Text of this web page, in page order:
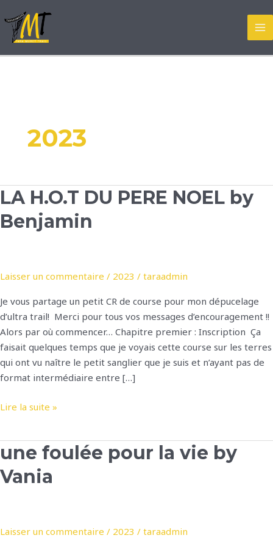
au
contenu
2023
LA H.O.T DU PERE NOEL by
Benjamin
Laisser un commentaire / 2023 / taraadmin
Je vous partage un petit CR de course pour mon dépucelage
d’ultra trail! Merci pour tous vos messages d’encouragement !!
Alors par où commencer… Chapitre premier : Inscription Ça
faisait quelques temps que je voyais cette course sur les terres
qui ont vu naître le petit sanglier que je suis et n’ayant pas de
format intermédiaire entre […]
LA H.O.T DU
by
Benjamin
Lire la suite »
une foulée pour la vie by
Vania
Laisser un commentaire / 2023 / taraadmin